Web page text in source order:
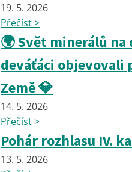
19. 5. 2026
Přečíst >
🌍 Svět minerálů na
deváťáci objevovali
Země 💎
14. 5. 2026
Přečíst >
Pohár rozhlasu IV.
13. 5. 2026